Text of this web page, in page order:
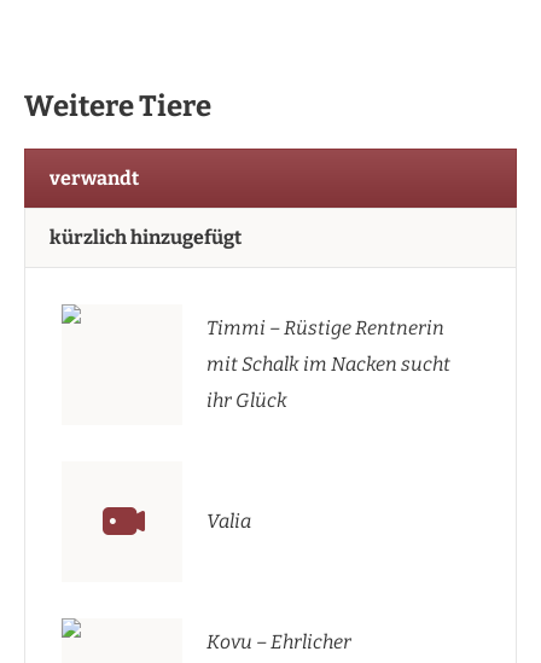
Weitere Tiere
verwandt
kürzlich hinzugefügt
Timmi – Rüstige Rentnerin
mit Schalk im Nacken sucht
ihr Glück
Valia
Kovu – Ehrlicher